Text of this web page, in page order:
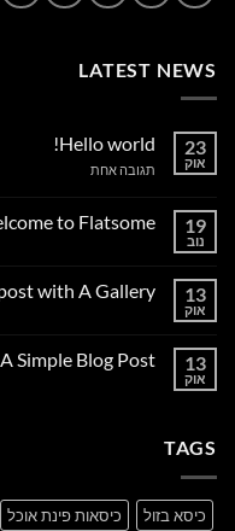
LATEST NEWS
23
אוק
Hello world!
תגובה אחתעל
19
נוב
to Flatsome
Welcome
13
אוק
with A Gallery
Just
13
אוק
A Simple Blog Post
TAGS
כיסא בזול כיסאות פינת אוכל